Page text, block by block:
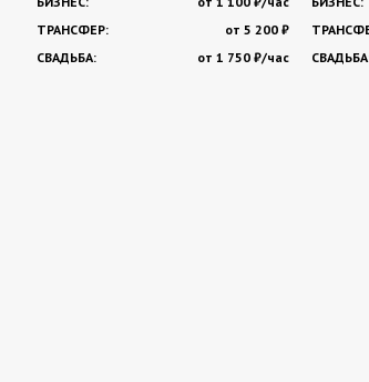
ТРАНСФЕР:
от 5 200 ₽
СВАДЬБА:
от 1 750 ₽/час